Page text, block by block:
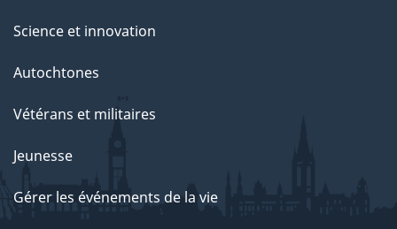
Science et innovation
Autochtones
Vétérans et militaires
Jeunesse
Gérer les événements de la vie